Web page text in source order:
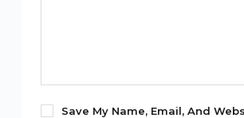
Save My Name, Email, And